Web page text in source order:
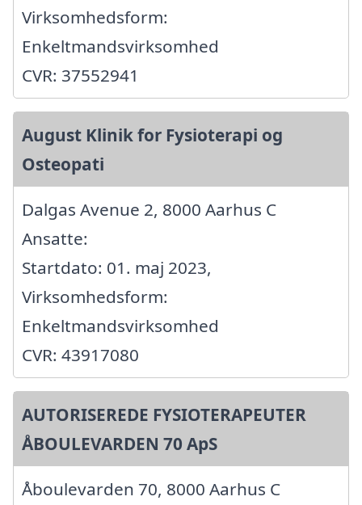
Virksomhedsform:
Enkeltmandsvirksomhed
CVR: 37552941
August Klinik for Fysioterapi og
Osteopati
Dalgas Avenue 2, 8000 Aarhus C
Ansatte:
Startdato: 01. maj 2023,
Virksomhedsform:
Enkeltmandsvirksomhed
CVR: 43917080
AUTORISEREDE FYSIOTERAPEUTER
ÅBOULEVARDEN 70 ApS
Åboulevarden 70, 8000 Aarhus C